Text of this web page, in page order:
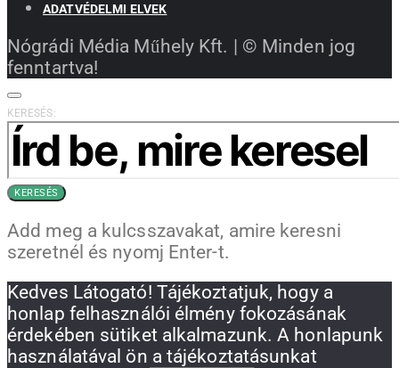
ADATVÉDELMI ELVEK
Nógrádi Média Műhely Kft. | © Minden jog
fenntartva!
KERESÉS:
KERESÉS
Add meg a kulcsszavakat, amire keresni
szeretnél és nyomj Enter-t.
Kedves Látogató! Tájékoztatjuk, hogy a
honlap felhasználói élmény fokozásának
érdekében sütiket alkalmazunk. A honlapunk
használatával ön a tájékoztatásunkat